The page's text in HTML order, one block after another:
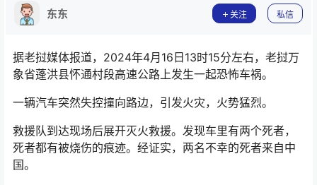
东东 关注 私信
据老挝媒体报道，2024年4月16日13时15分左右，老挝万
象省蓬洪县怀通村段高速公路上发生一起恐怖车祸。
一辆汽车突然失控撞向路边，引发火灾，火势猛烈。
救援队到达现场后展开灭火救援。发现车里有两个死者，
死者都有被烧伤的痕迹。经证实，两名不幸的死者来自中
国。